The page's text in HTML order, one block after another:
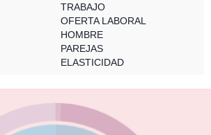
TRABAJO
OFERTA LABORAL
HOMBRE
PAREJAS
ELASTICIDAD